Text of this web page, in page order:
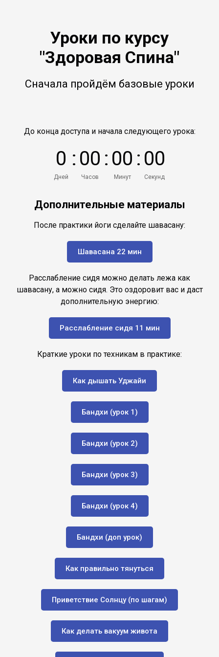
Уроки по курсу
"Здоровая Спина"
Сначала пройдём базовые уроки
До конца доступа и начала следующего урока:
0
Дней
: 00
Часов
: 00
Минут
: 00
Секунд
Дополнительные материалы
После практики йоги сделайте шавасану:
Шавасана 22 мин
Расслабление сидя можно делать лежа как
шавасану, а можно сидя. Это оздоровит вас и даст
дополнительную энергию:
Расслабление сидя 11 мин
Краткие уроки по техникам в практике:
Как дышать Уджайи
Бандхи (урок 1)
Бандхи (урок 2)
Бандхи (урок 3)
Бандхи (урок 4)
Бандхи (доп урок)
Как правильно тянуться
Приветствие Солнцу (по шагам)
Как делать вакуум живота